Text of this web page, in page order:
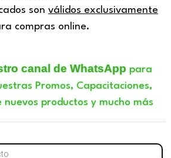
son válidos exclusivamente
compras online.
canal de WhatsApppara
Promos, Capacitaciones,
nuevos productos y mucho más